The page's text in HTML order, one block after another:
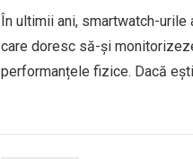
În ultimii ani, smartwatch-
care doresc să-și
performanțele fizice. Dacă